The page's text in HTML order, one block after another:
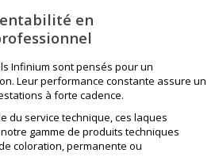
en
Infinium sont pensés pour un
Leur performance constante assure un
à forte cadence.
du service technique, ces laques
gamme de produits techniques
coloration, permanente ou